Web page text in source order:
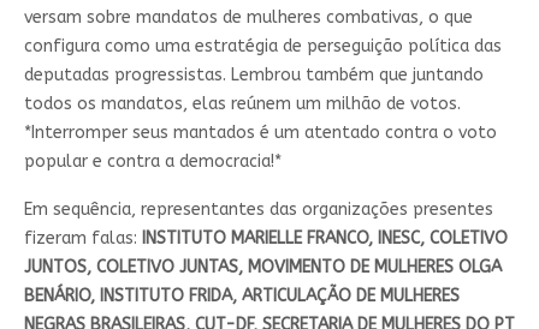
versam sobre mandatos de mulheres combativas, o que
configura como uma estratégia de perseguição política das
deputadas progressistas. Lembrou também que juntando
todos os mandatos, elas reúnem um milhão de votos.
*Interromper seus mantados é um atentado contra o voto
popular e contra a democracia!*
Em sequência, representantes das organizações presentes
fizeram falas: INSTITUTO MARIELLE FRANCO, INESC, COLETIVO
JUNTOS, COLETIVO JUNTAS, MOVIMENTO DE MULHERES OLGA
BENÁRIO, INSTITUTO FRIDA, ARTICULAÇÃO DE MULHERES
NEGRAS BRASILEIRAS, CUT-DF, SECRETARIA DE MULHERES DO PT